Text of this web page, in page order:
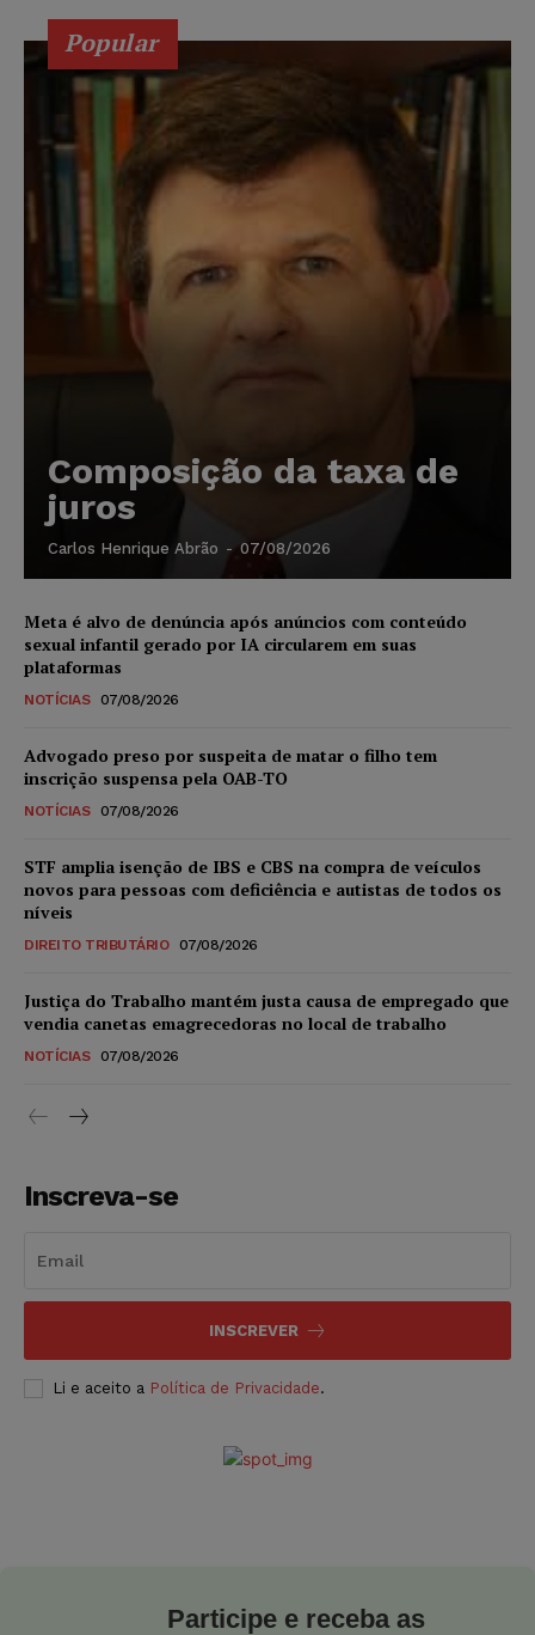
Popular
Composição da taxa de
juros
Carlos Henrique Abrão - 07/08/2026
Meta é alvo de denúncia após anúncios com conteúdo
sexual infantil gerado por IA circularem em suas
plataformas
NOTÍCIAS 07/08/2026
Advogado preso por suspeita de matar o filho tem
inscrição suspensa pela OAB-TO
NOTÍCIAS 07/08/2026
STF amplia isenção de IBS e CBS na compra de veículos
novos para pessoas com deficiência e autistas de todos os
níveis
DIREITO TRIBUTÁRIO 07/08/2026
Justiça do Trabalho mantém justa causa de empregado que
vendia canetas emagrecedoras no local de trabalho
NOTÍCIAS 07/08/2026
Inscreva-se
INSCREVER
Li e aceito a Política de Privacidade.
Participe e receba as